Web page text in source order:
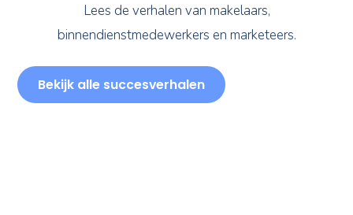
Lees de verhalen van makelaars,
binnendienstmedewerkers en marketeers.
Bekijk alle succesverhalen